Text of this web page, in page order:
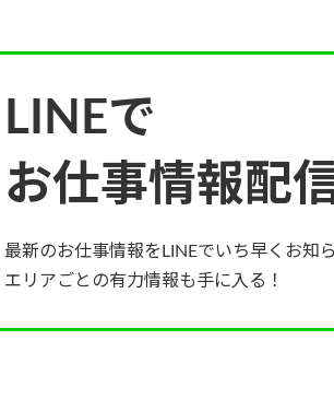
LINEで
お仕事情報配
最新のお仕事情報をLINEでいち早くお知
エリアごとの有力情報も手に入る！